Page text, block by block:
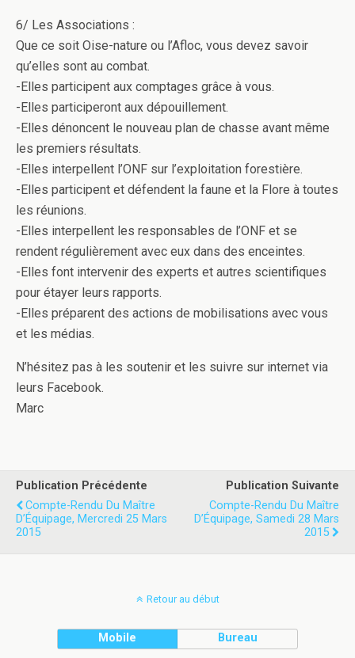
6/ Les Associations :
Que ce soit Oise-nature ou l’Afloc, vous devez savoir
qu’elles sont au combat.
-Elles participent aux comptages grâce à vous.
-Elles participeront aux dépouillement.
-Elles dénoncent le nouveau plan de chasse avant même
les premiers résultats.
-Elles interpellent l’ONF sur l’exploitation forestière.
-Elles participent et défendent la faune et la Flore à toutes
les réunions.
-Elles interpellent les responsables de l’ONF et se
rendent régulièrement avec eux dans des enceintes.
-Elles font intervenir des experts et autres scientifiques
pour étayer leurs rapports.
-Elles préparent des actions de mobilisations avec vous
et les médias.
N’hésitez pas à les soutenir et les suivre sur internet via
leurs Facebook.
Marc
Publication Précédente
Compte-Rendu Du Maître
D’Équipage, Mercredi 25 Mars
2015
Publication Suivante
Compte-Rendu Du Maître
D’Équipage, Samedi 28 Mars
2015
Retour au début
Mobile Bureau